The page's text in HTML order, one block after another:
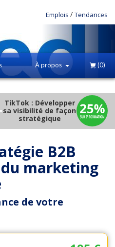
Emplois / Tendances
À propos (0)
TikTok : Développer
sa visibilité de façon
stratégique
B2B
marketing
de votre